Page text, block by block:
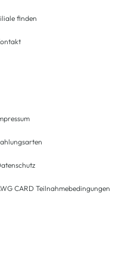
finden
CARD Teilnahmebedingungen